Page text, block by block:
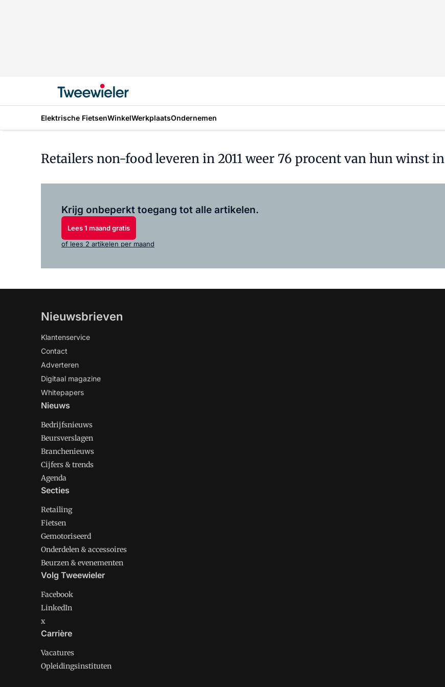
Elektrische FietsenWinkelWerkplaatsOndernemen
Retailers non-food leveren in 2011 weer 76 procent van hun winst in
Krijg onbeperkt toegang tot alle artikelen.
Lees 1 maand gratis
of lees 2 artikelen per maand
Nieuwsbrieven
Klantenservice
Contact
Adverteren
Digitaal magazine
Whitepapers
Nieuws
Bedrijfsnieuws
Beursverslagen
Branchenieuws
Cijfers & trends
Agenda
Secties
Retailing
Fietsen
Gemotoriseerd
Onderdelen & accessoires
Beurzen & evenementen
Volg Tweewieler
Facebook
LinkedIn
x
Carrière
Vacatures
Opleidingsinstituten